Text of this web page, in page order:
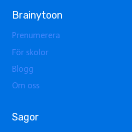
Brainytoon
Prenumerera
För skolor
Blogg
Om oss
Sagor